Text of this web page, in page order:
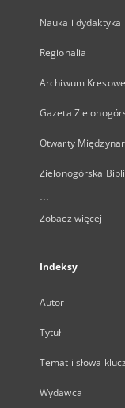
Nauka i dydaktyka
Regionalia
Archiwum Kresowe
Gazeta
Otwarty
Zielonogórska
...
Zobacz więcej
Indeksy
Autor
Tytuł
Temat i słowa
Wydawca